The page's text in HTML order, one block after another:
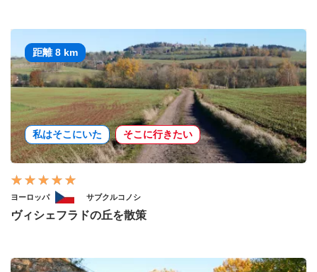
距離 8 km
私はそこにいた そこに行きたい
ヨーロッパ サブクルコノシ
ヴィシェフラドの丘を散策